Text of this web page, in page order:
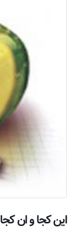
این کجا و ان کجا